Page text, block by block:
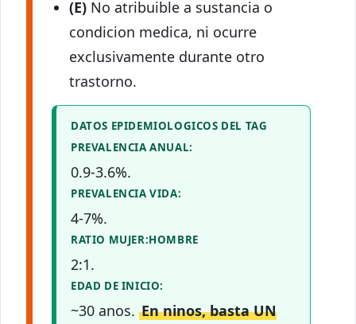
(E) No atribuible a sustancia o
condicion medica, ni ocurre
exclusivamente durante otro
trastorno.
DATOS EPIDEMIOLOGICOS DEL TAG
PREVALENCIA ANUAL:
0.9-3.6%.
PREVALENCIA VIDA:
4-7%.
RATIO MUJER:HOMBRE
2:1.
EDAD DE INICIO:
~30 anos. En ninos, basta UN